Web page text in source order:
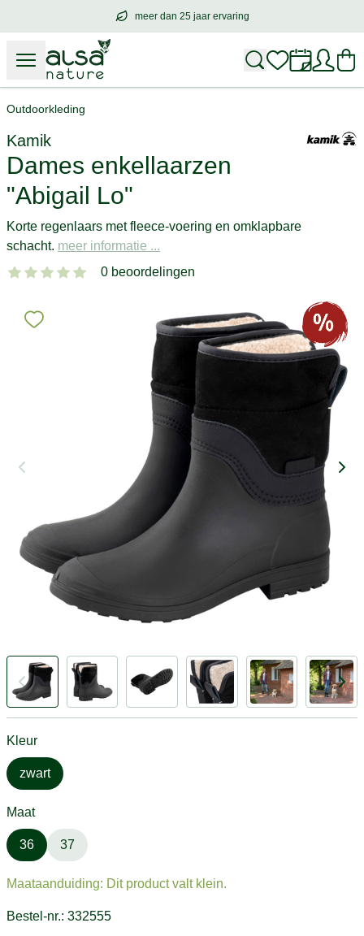
meer dan 25 jaar ervaring
meer dan25 jaar ervaring
Outdoorkleding
Kamik
Dames enkellaarzen
"Abigail Lo"
Korte regenlaars met fleece-voering en omklapbare
schacht. meer informatie ...
0 beoordelingen
Kleur
zwart
Maat
36 37
Maataanduiding: Dit product valt klein.
Bestel-nr.: 332555